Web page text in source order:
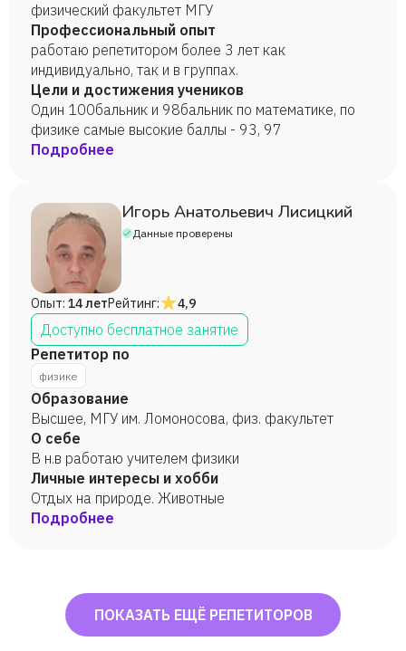
физический факультет МГУ
Профессиональный опыт
работаю репетитором более 3 лет как
индивидуально, так и в группах.
Цели и достижения учеников
Один 100бальник и 98бальник по математике, по
физике самые высокие баллы - 93, 97
Подробнее
Игорь Анатольевич Лисицкий
Данные проверены
Опыт: 14 летРейтинг: 4,9
Доступно бесплатное занятие
Репетитор по
физике
Образование
Высшее, МГУ им. Ломоносова, физ. факультет
О себе
В н.в работаю учителем физики
Личные интересы и хобби
Отдых на природе. Животные
Подробнее
ПОКАЗАТЬ ЕЩЁ РЕПЕТИТОРОВ